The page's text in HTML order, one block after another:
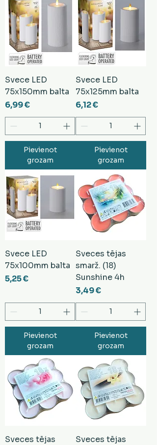
Svece LED
75x150mm balta
Cena
6,99 €
Pievienot
grozam
Svece LED
75x125mm balta
Cena
6,12 €
Pievienot
grozam
Svece LED
75x100mm balta
Cena
5,25 €
Pievienot
grozam
Sveces tējas
smarž. (18)
Sunshine 4h
Cena
3,49 €
Pievienot
grozam
Sveces tējas
Sveces tējas